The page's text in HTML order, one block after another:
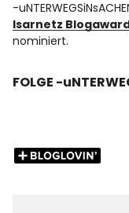
-
Isarnetz
nominiert.
FOLGE -